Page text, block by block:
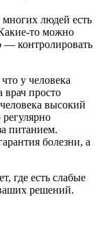
людей есть
то можно
— контролировать
у человека
врач просто
высокий
питанием.
болезни, а
где есть слабые
решений.